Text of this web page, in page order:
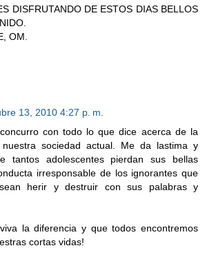
DISFRUTANDO DE ESTOS DIAS BELLOS
OM.
13, 2010 4:27 p. m.
con todo lo que dice acerca de la
nuestra sociedad actual. Me da lastima y
tantos adolescentes pierdan sus bellas
irresponsable de los ignorantes que
herir y destruir con sus palabras y
la diferencia y que todos encontremos
cortas vidas!